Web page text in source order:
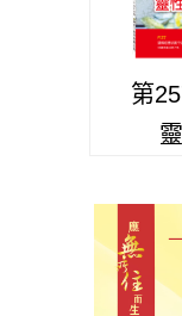
第